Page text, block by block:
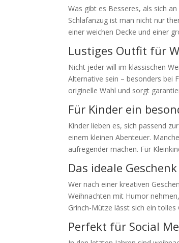
Was gibt es Besseres, als sich
Schlafanzug ist man nicht nur
einer weichen Decke und einer
Lustiges Outfit für
Nicht jeder will im klassischen
Alternative sein – besonders bei
originelle Wahl und sorgt
Für Kinder ein
Kinder lieben es, sich passend
einem kleinen Abenteuer.
aufregender machen. Für
Das ideale Geschenk
Wer nach einer kreativen
Weihnachten mit Humor
Grinch-Mütze lässt sich ein
Perfekt für Social